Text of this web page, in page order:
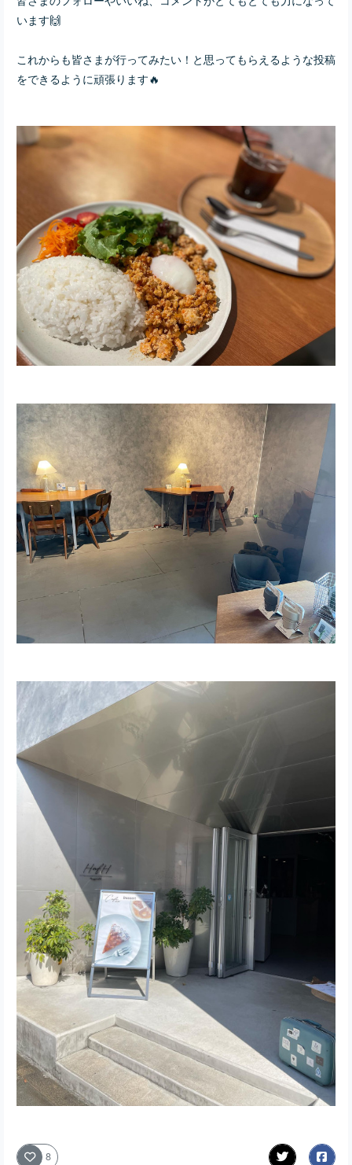
います🙌
これからも皆さまが行ってみたい！と思ってもらえるような投稿
をできるように頑張ります🔥
8